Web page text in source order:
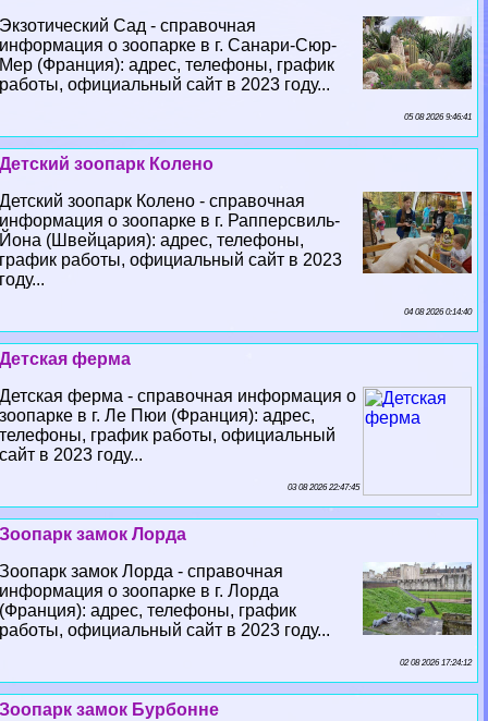
Экзотический Сад - справочная
информация о зоопарке в г. Санари-Сюр-
Мер (Франция): адрес, телефоны, график
работы, официальный сайт в 2023 году...
05 08 2026 9:46:41
Детский зоопарк Колено
Детский зоопарк Колено - справочная
информация о зоопарке в г. Рапперсвиль-
Йона (Швейцария): адрес, телефоны,
график работы, официальный сайт в 2023
году...
04 08 2026 0:14:40
Детская ферма
Детская ферма - справочная информация о
зоопарке в г. Ле Пюи (Франция): адрес,
телефоны, график работы, официальный
сайт в 2023 году...
03 08 2026 22:47:45
Зоопарк замок Лорда
Зоопарк замок Лорда - справочная
информация о зоопарке в г. Лорда
(Франция): адрес, телефоны, график
работы, официальный сайт в 2023 году...
02 08 2026 17:24:12
Зоопарк замок Бурбонне